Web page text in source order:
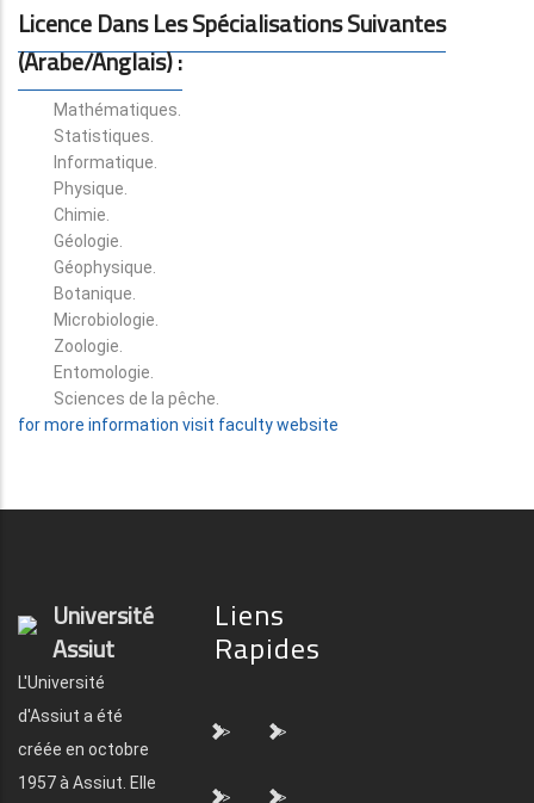
Licence Dans Les Spécialisations Suivantes
(arabe/anglais) :
Mathématiques.
Statistiques.
Informatique.
Physique.
Chimie.
Géologie.
Géophysique.
Botanique.
Microbiologie.
Zoologie.
Entomologie.
Sciences de la pêche.
for more information visit faculty website
Université
Assiut
L'Université
d'Assiut a été
créée en octobre
1957 à Assiut. Elle
Liens
Rapides
"> ">
"> ">